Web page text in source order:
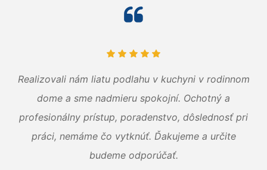
Realizovali nám liatu podlahu v kuchyni v rodinnom
dome a sme nadmieru spokojní. Ochotný a
profesionálny prístup, poradenstvo, dôslednosť pri
práci, nemáme čo vytknúť. Ďakujeme a určite
budeme odporúčať.